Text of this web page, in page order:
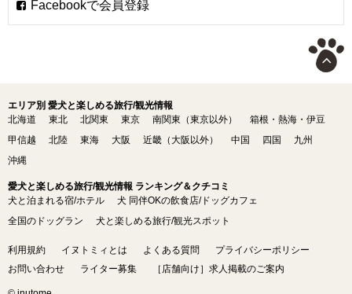
エリア別 愛犬と楽しめる旅行/観光情報
北海道
東北 北関東 東京 南関東（東京以外）
箱根・熱海・伊豆
甲信越
北陸 東海 大阪 近畿（大阪以外） 中国 四国
九州
沖縄
愛犬と楽しめる旅行/観光情報 ランキング＆クチコミ
犬と泊まれる宿/ホテル
犬 同伴OKの飲食店/ドッグカフェ
全国のドッグラン
犬と楽しめる旅行/観光スポット
利用規約 イヌトミィとは よくある質問
プライバシーポリシー
お問い合わせ
ライター募集 ［店舗向け］求人掲載のご案内